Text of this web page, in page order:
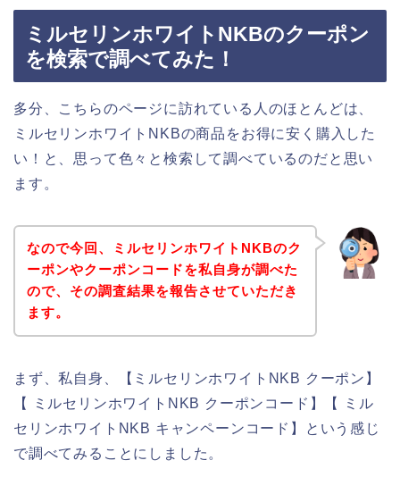
ミルセリンホワイトNKBのクーポン
を検索で調べてみた！
多分、こちらのページに訪れている人のほとんどは、
ミルセリンホワイトNKBの商品をお得に安く購入した
い！と、思って色々と検索して調べているのだと思い
ます。
なので今回、ミルセリンホワイトNKBのク
ーポンやクーポンコードを私自身が調べた
ので、その調査結果を報告させていただき
ます。
まず、私自身、【ミルセリンホワイトNKB クーポン】
【 ミルセリンホワイトNKB クーポンコード】【 ミル
セリンホワイトNKB キャンペーンコード】という感じ
で調べてみることにしました。